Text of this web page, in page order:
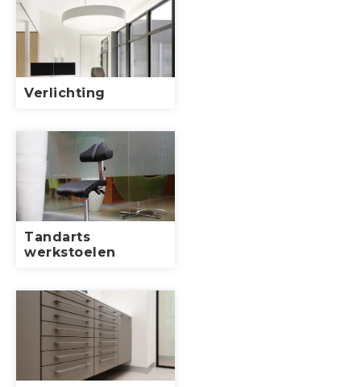
Verlichting
Tandarts
werkstoelen